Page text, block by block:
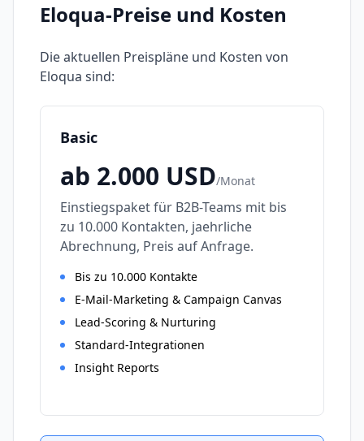
Eloqua-Preise und Kosten
Die aktuellen Preispläne und Kosten von
Eloqua sind:
Basic
ab 2.000 USD/Monat
Einstiegspaket für B2B-Teams mit bis
zu 10.000 Kontakten, jaehrliche
Abrechnung, Preis auf Anfrage.
Bis zu 10.000 Kontakte
E-Mail-Marketing & Campaign Canvas
Lead-Scoring & Nurturing
Standard-Integrationen
Insight Reports